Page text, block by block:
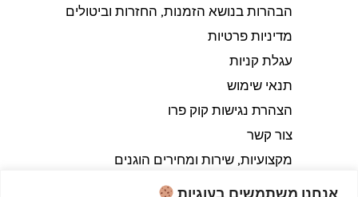
אנחנו משתמשים בעוגיות
הבהרות בנושא הזמנות, החזרות וביטולים​
מדיניות פרטיות
עגלת קניות
תנאי שימוש
הצהרת נגישות קוק פרו
צור קשר
מקצועיות, שירות ומחירים הוגנים